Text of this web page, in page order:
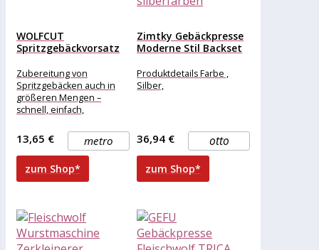
WOLFCUT
Spritzgebäckvorsatz
mit BOSCH...
Zubereitung von
Spritzgebäcken auch in
größeren Mengen –
schnell, einfach,
mit den folgenden
Modellen:
BOSCHMFW68660-
MFW67440-MUZ9HA1-
MUM9 BEEMPanther de
metro
13,65 €
zum Shop*
Zimtky Gebäckpresse
Moderne Stil Backset
Produktdetails Farbe ,
Silber,
otto
36,94 €
zum Shop*